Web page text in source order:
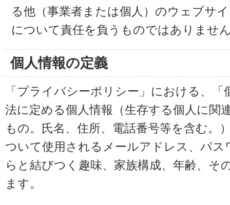
る他（事業者または個人）のウェブサ
について責任を負うものではありませ
個人情報の定義
「プライバシーポリシー」における、
法に定める個人情報（生存する個人に関
もの。氏名、住所、電話番号等を含む。
ついて使用されるメールアドレス、パ
らと結びつく趣味、家族構成、年齢、そ
ます。